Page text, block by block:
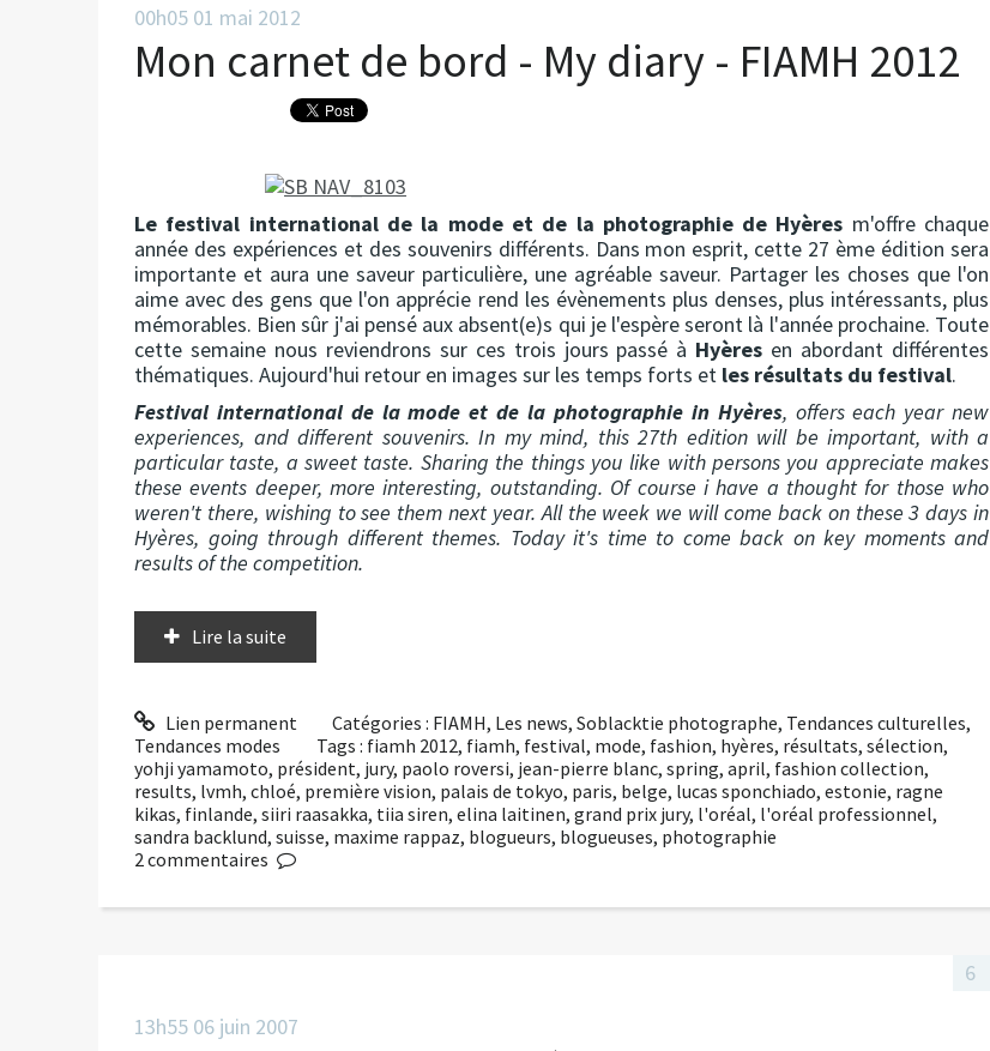
00h05 01 mai 2012
Mon carnet de bord - My diary - FIAMH 2012
Le festival international de la mode et de la photographie de Hyères m'offre chaque
année des expériences et des souvenirs différents. Dans mon esprit, cette 27 ème édition sera
importante et aura une saveur particulière, une agréable saveur. Partager les choses que l'on
aime avec des gens que l'on apprécie rend les évènements plus denses, plus intéressants, plus
mémorables. Bien sûr j'ai pensé aux absent(e)s qui je l'espère seront là l'année prochaine. Toute
cette semaine nous reviendrons sur ces trois jours passé à Hyères en abordant différentes
thématiques. Aujourd'hui retour en images sur les temps forts et les résultats du festival.
Festival international de la mode et de la photographie in Hyères, offers each year new
experiences, and different souvenirs. In my mind, this 27th edition will be important, with a
particular taste, a sweet taste. Sharing the things you like with persons you appreciate makes
these events deeper, more interesting, outstanding. Of course i have a thought for those who
weren't there, wishing to see them next year. All the week we will come back on these 3 days in
Hyères, going through different themes. Today it's time to come back on key moments and
results of the competition.
Lire la suite
Lien permanent Catégories : FIAMH, Les news,Soblacktie photographe, Tendances culturelles,
Tendances modes
Tags : fiamh 2012, fiamh, festival, mode, fashion, hyères, résultats, sélection,
yohji yamamoto, président, jury, paolo roversi, jean-pierre blanc, spring, april, fashion collection,
results, lvmh, chloé, première vision, palais de tokyo, paris, belge, lucas sponchiado, estonie, ragne
kikas, finlande, siiri raasakka, tiia siren, elina laitinen, grand prix jury, l'oréal, l'oréal professionnel,
sandra backlund, suisse, maxime rappaz, blogueurs, blogueuses, photographie
2commentaires
13h55 06 juin 2007
6